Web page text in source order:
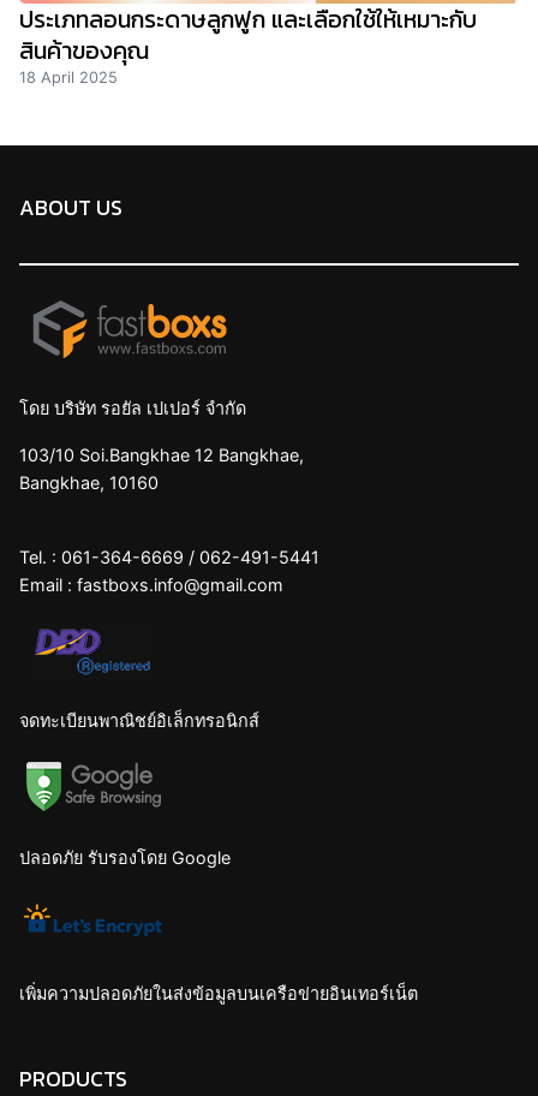
ประเภทลอนกระดาษลูกฟูก และเลือกใช้ให้เหมาะกับ
สินค้าของคุณ
18 April 2025
ABOUT US
โดย บริษัท รอยัล เปเปอร์ จำกัด
103/10 Soi.Bangkhae 12 Bangkhae,
Bangkhae, 10160
Tel. : 061-364-6669 / 062-491-5441
Email : fastboxs.info@gmail.com
จดทะเบียนพาณิชย์อิเล็กทรอนิกส์
ปลอดภัย รับรองโดย Google
เพิ่มความปลอดภัยในส่งข้อมูลบนเครือข่ายอินเทอร์เน็ต
PRODUCTS